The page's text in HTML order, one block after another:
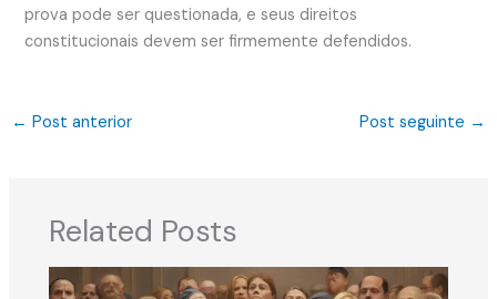
prova pode ser questionada, e seus direitos
constitucionais devem ser firmemente defendidos.
← Post anterior Post seguinte →
Related Posts